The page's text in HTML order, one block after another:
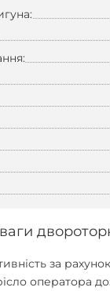
за
оператора